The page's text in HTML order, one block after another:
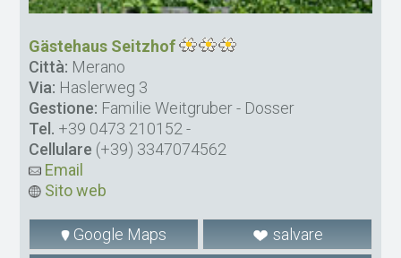
Gästehaus Seitzhof
Città: Merano
Via: Haslerweg 3
Gestione: Familie Weitgruber - Dosser
Tel. +39 0473 210152 -
Cellulare (+39) 3347074562
Email
Sito web
Google Maps
salvare